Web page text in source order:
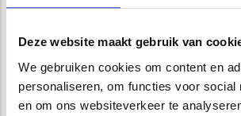
Deze website maakt gebruik van
We gebruiken cookies om content en
personaliseren, om functies voor social
en om ons websiteverkeer te
van insecten kan vragen beantwoorden
Profiteren bijen en vlinders van het
Hoe ontwikkelt de insectenrijkdom
ingezaaide bloemenweide?